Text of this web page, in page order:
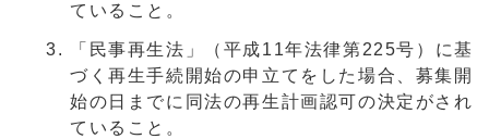
ていること。
「民事再生法」（平成11年法律第225号）に基
づく再生手続開始の申立てをした場合、募集開
始の日までに同法の再生計画認可の決定がされ
ていること。